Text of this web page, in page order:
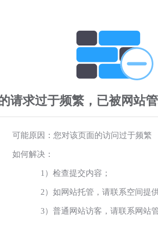
请求过于频繁，已被网站
可能原因：您对该页面的访问过于频繁
如何解决：
1）检查提交内容；
2）如网站托管，请联系空间提
3）普通网站访客，请联系网站